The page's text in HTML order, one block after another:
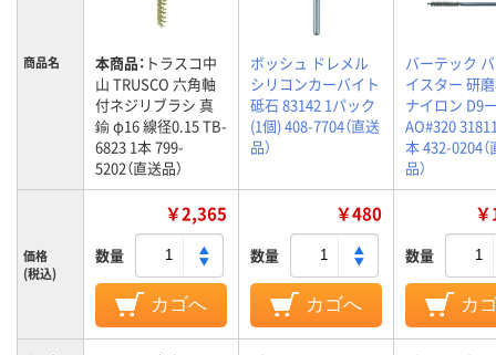
商品名 本商品： トラスコ中
山 TRUSCO 六角軸
付ネジリブラシ 真
鍮 φ16 線径0.15 TB-
6823 1本 799-
5202（直送品）
ボッシュ ドレメル
シリコンカーバイト
砥石 83142 1パック
(1個) 408-7704（直送
品）
バーテック
イスター 研
ナイロン D9
AO#320
本 432-0204（
品）
価格
(税込)
￥2,365
数量
カゴへ
￥480
数量
カゴへ
数量
カ